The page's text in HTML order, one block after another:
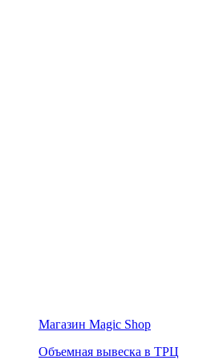
Магазин Magic Shop
Объемная вывеска в ТРЦ